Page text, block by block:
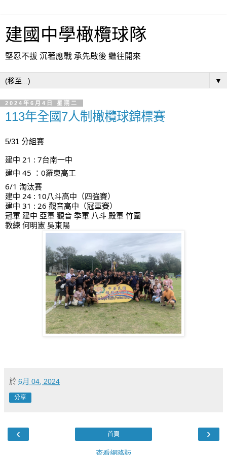
建國中學橄欖球隊
堅忍不拔 沉著應戰 承先啟後 繼往開來
▼
2024年6月4日 星期二
113年全國7人制橄欖球錦標賽
5/31 分組賽
建中 21 : 7台南一中
建中 45 ：0羅東高工
6/1 淘汰賽
建中 24 : 10八斗高中（四強賽）
建中 31 : 26 觀音高中（冠軍賽）
冠軍 建中 亞軍 觀音 季軍 八斗 殿軍 竹圍
教練 何明憲 吳東陽
於 6月 04, 2024
分享
‹ ›
首頁
查看網路版